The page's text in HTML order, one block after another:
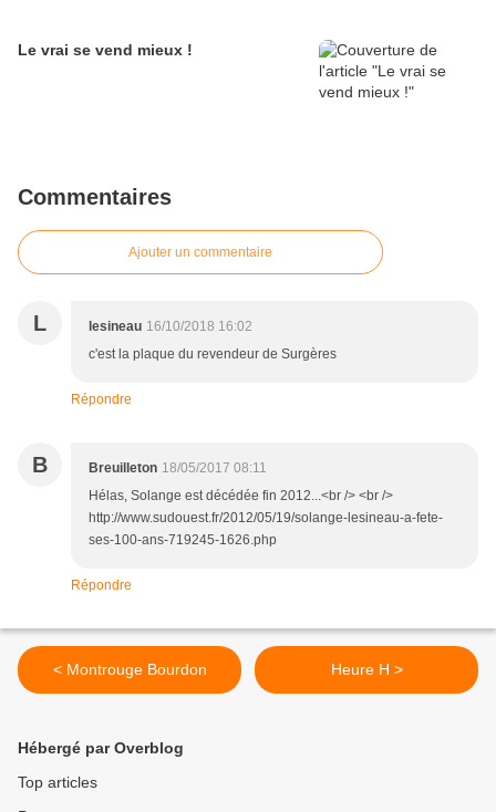
Le vrai se vend mieux !
Commentaires
Ajouter un commentaire
L lesineau 16/10/2018 16:02
c'est la plaque du revendeur de Surgères
Répondre
B Breuilleton 18/05/2017 08:11
Hélas, Solange est décédée fin 2012...<br /> <br />
http://www.sudouest.fr/2012/05/19/solange-lesineau-a-fete-
ses-100-ans-719245-1626.php
Répondre
< Montrouge Bourdon Heure H >
Hébergé par Overblog
Top articles